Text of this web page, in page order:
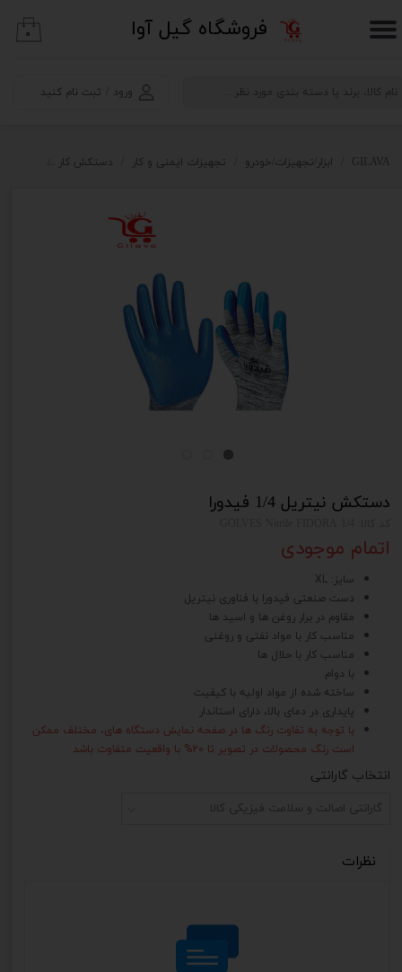
​فروشگاه گیل آوا
ورود ثبت نام کنید
حساب کاربری من
خروج از حساب کاربری
۰
GILAVA ابزار/تجهیزات/خودرو تجهیزات ایمنی و کار دستکش کار
دستکش نیتریل 1/4 فیدورا
اتمام موجودی
سایز: XL
دست صنعتی فیدورا با فناوری نیتریل
مقاوم در برار روغن ها و اسید ها
مناسب کار با مواد نفتی و روغنی
مناسب کار با حلال ها
با دوام
ساخته شده از مواد اولیه با کیفیت
پایداری در دمای بالا، دارای استاندار
با توجه به تفاوت رنگ ها در صفحه نمایش دستگاه های، مختلف ممکن
است رنگ محصولات در تصویر تا 20% با واقعیت متفاوت باشد
انتخاب گارانتی
گارانتی اصالت و سلامت فیزیکی کالا
نظرات